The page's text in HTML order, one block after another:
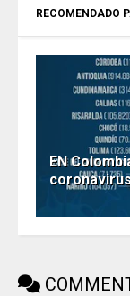
RECOMENDADO
EN